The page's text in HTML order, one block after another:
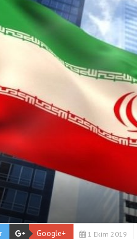
Google+ 1 Ekim 2019